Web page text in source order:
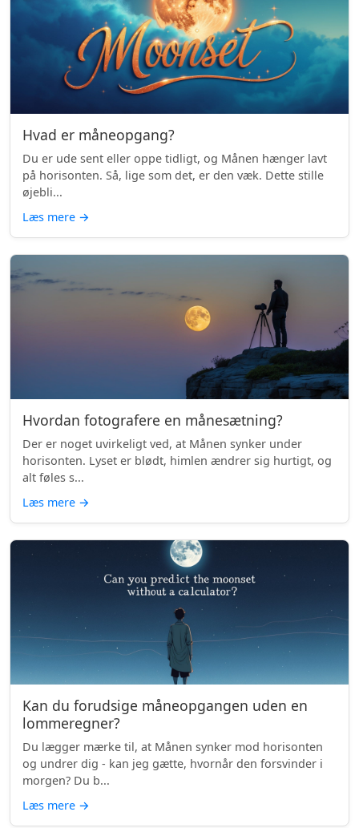
Hvad er måneopgang?
Du er ude sent eller oppe tidligt, og Månen hænger lavt
på horisonten. Så, lige som det, er den væk. Dette stille
øjebli...
Læs mere →
Hvordan fotografere en månesætning?
Der er noget uvirkeligt ved, at Månen synker under
horisonten. Lyset er blødt, himlen ændrer sig hurtigt, og
alt føles s...
Læs mere →
Kan du forudsige måneopgangen uden en
lommeregner?
Du lægger mærke til, at Månen synker mod horisonten
og undrer dig - kan jeg gætte, hvornår den forsvinder i
morgen? Du b...
Læs mere →